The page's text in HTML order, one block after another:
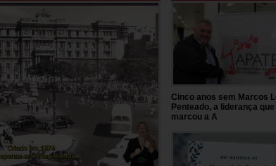
Cinco anos sem Marcos
Penteado, a liderança que
marcou a A